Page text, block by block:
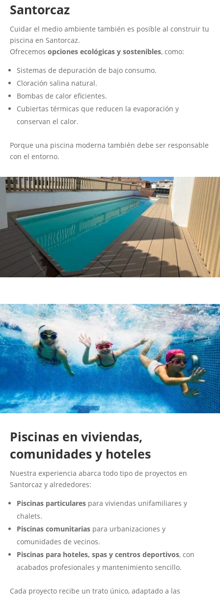
Santorcaz
Cuidar el medio ambiente también es posible al construir tu
piscina en Santorcaz.
Ofrecemos opciones ecológicas y sostenibles, como:
Sistemas de depuración de bajo consumo.
Cloración salina natural.
Bombas de calor eficientes.
Cubiertas térmicas que reducen la evaporación y
conservan el calor.
Porque una piscina moderna también debe ser responsable
con el entorno.
Piscinas en viviendas,
comunidades y hoteles
Nuestra experiencia abarca todo tipo de proyectos en
Santorcaz y alrededores:
Piscinas particulares para viviendas unifamiliares y
chalets.
Piscinas comunitarias para urbanizaciones y
comunidades de vecinos.
Piscinas para hoteles, spas y centros deportivos, con
acabados profesionales y mantenimiento sencillo.
Cada proyecto recibe un trato único, adaptado a las